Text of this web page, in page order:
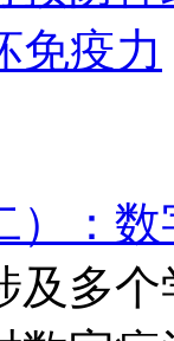
免疫力
）：
及多